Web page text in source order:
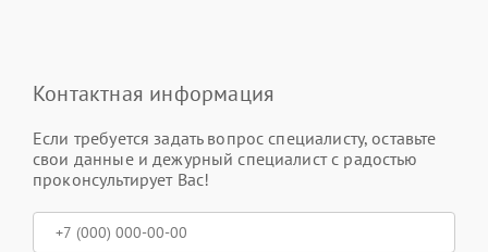
Контактная информация
Если требуется задать вопрос специалисту, оставьте
свои данные и дежурный специалист с радостью
проконсультирует Вас!